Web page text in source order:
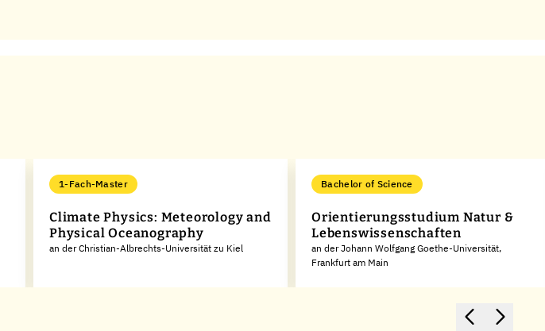
1-Fach-Master
Climate Physics: Meteorology and
Physical Oceanography
an der Christian-Albrechts-Universität zu Kiel
Bachelor of Science
Orientierungsstudium Natur &
Lebenswissenschaften
an der Johann Wolfgang Goethe-Universität,
Frankfurt am Main